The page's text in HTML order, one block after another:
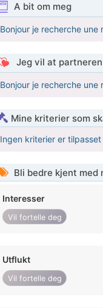
A bit om meg
Bonjour je recherche une
Jeg vil at
Bonjour je recherche une
Mine kriterier som
Ingen kriterier er tilpasset
Bli bedre kjent med
Interesser
Vil fortelle deg
Utflukt
Vil fortelle deg